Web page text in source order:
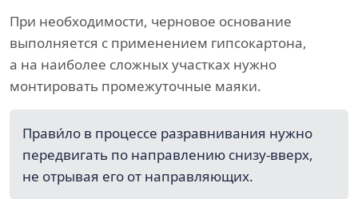
При необходимости, черновое основание
выполняется с применением гипсокартона,
а на наиболее сложных участках нужно
монтировать промежуточные маяки.
Прави́ло в процессе разравнивания нужно
передвигать по направлению снизу-вверх,
не отрывая его от направляющих.